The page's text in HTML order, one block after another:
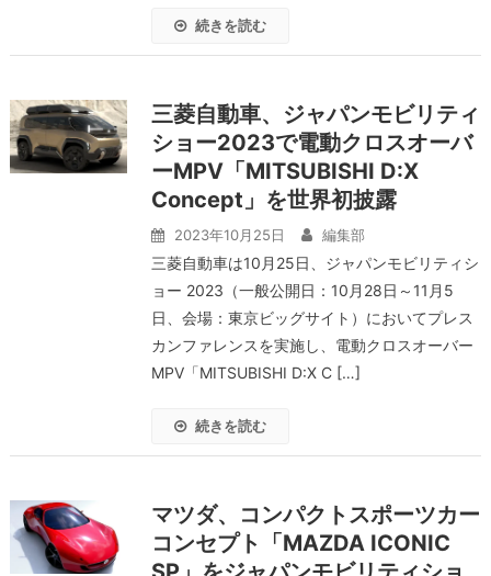
続きを読む
三菱自動車、ジャパンモビリティ
ショー2023で電動クロスオーバ
ーMPV「MITSUBISHI D:X
Concept」を世界初披露
2023年10月25日 編集部
三菱自動車は10月25日、ジャパンモビリティシ
ョー 2023（一般公開日：10月28日～11月5
日、会場：東京ビッグサイト）においてプレス
カンファレンスを実施し、電動クロスオーバー
MPV「MITSUBISHI D:X C […]
続きを読む
マツダ、コンパクトスポーツカー
コンセプト「MAZDA ICONIC